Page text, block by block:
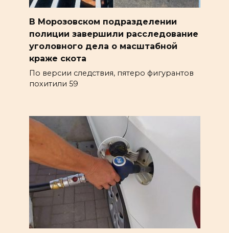
В Морозовском подразделении
полиции завершили расследование
уголовного дела о масштабной
краже скота
По версии следствия, пятеро фигурантов
похитили 59